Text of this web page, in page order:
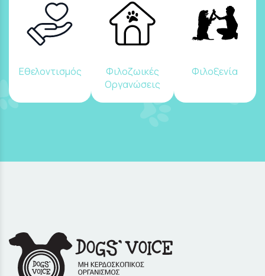
Εθελοντισμός
Φιλοζωικές
Οργανώσεις
Φιλοξενία